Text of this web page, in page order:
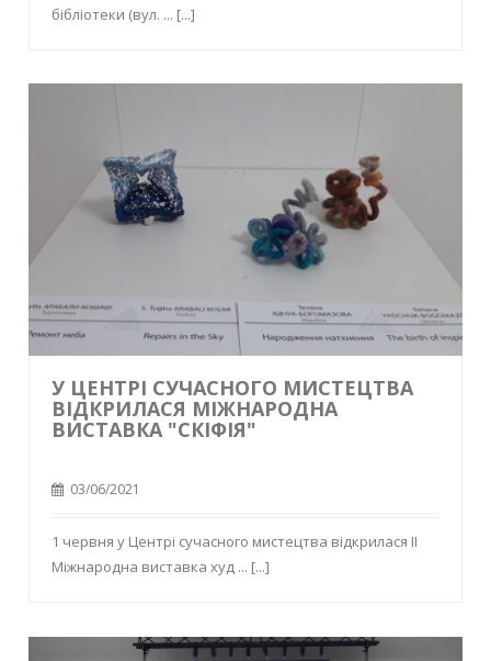
бібліотеки (вул. ... [...]
У ЦЕНТРІ СУЧАСНОГО МИСТЕЦТВА
ВІДКРИЛАСЯ МІЖНАРОДНА
ВИСТАВКА "СКІФІЯ"
03/06/2021
1 червня у Центрі сучасного мистецтва відкрилася ІІ
Міжнародна виставка худ ... [...]